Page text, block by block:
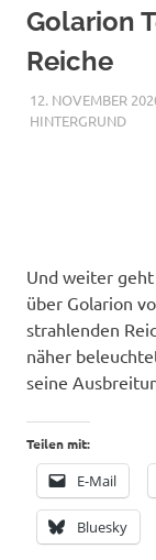
Golarion
Reiche
12. NOVEMBER
HINTERGRUND
Und weiter
über Golarion
strahlenden
näher
seine
Teilen mit:
E-Mail
Bluesky